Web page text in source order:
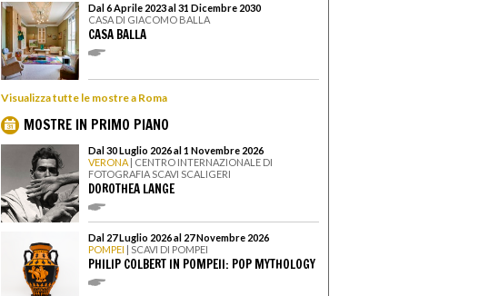
Dal 6 Aprile 2023 al 31 Dicembre 2030
CASA DI GIACOMO BALLA
CASA BALLA
Visualizza tutte le mostre a Roma
MOSTRE IN PRIMO PIANO
Dal 30 Luglio 2026 al 1 Novembre 2026
VERONA | CENTRO INTERNAZIONALE DI
FOTOGRAFIA SCAVI SCALIGERI
DOROTHEA LANGE
Dal 27 Luglio 2026 al 27 Novembre 2026
POMPEI | SCAVI DI POMPEI
PHILIP COLBERT IN POMPEII: POP MYTHOLOGY